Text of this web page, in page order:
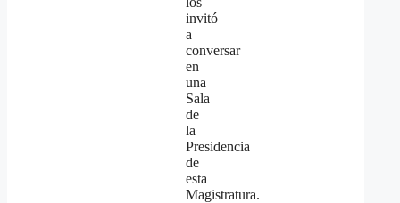
invitó
a
conversar
en
una
Sala
de
la
Presidencia
de
esta
Magistratura.